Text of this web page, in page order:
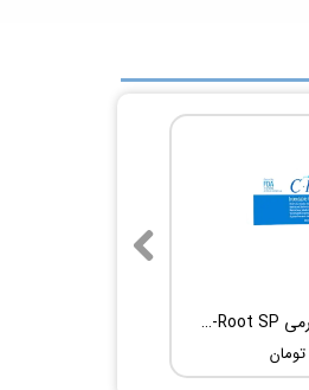
سیلر بایوسرامیکی 2 گرمی Root Dental Medical C-Root SP